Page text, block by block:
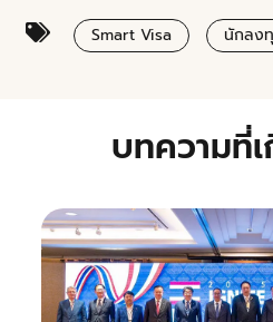
Smart Visa นักลง
บทความที่